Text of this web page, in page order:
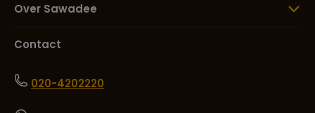
Over Sawadee
Contact
020-4202220